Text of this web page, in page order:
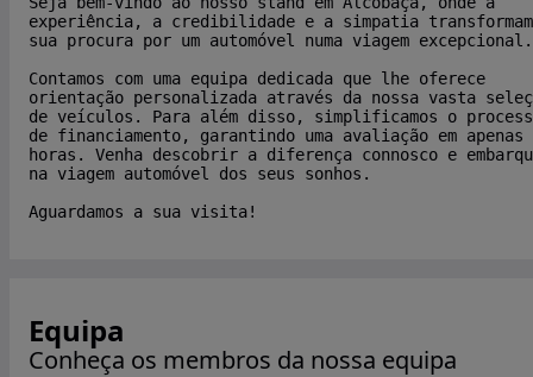
experiência, a credibilidade e a simpatia
sua procura por um automóvel numa viagem excepcional.
Contamos com uma equipa dedicada que lhe oferece
orientação personalizada através da nossa vasta
de veículos. Para além disso, simplificamos o
de financiamento, garantindo uma avaliação em apenas
horas. Venha descobrir a diferença connosco e
na viagem automóvel dos seus sonhos.
Aguardamos a sua visita!
Equipa
Conheça os membros da nossa equipa